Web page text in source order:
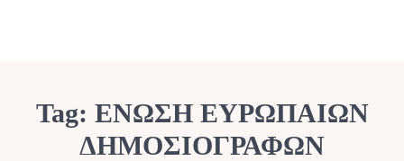
Tag: ΕΝΩΣΗ ΕΥΡΩΠΑΙΩΝ
ΔΗΜΟΣΙΟΓΡΑΦΩΝ